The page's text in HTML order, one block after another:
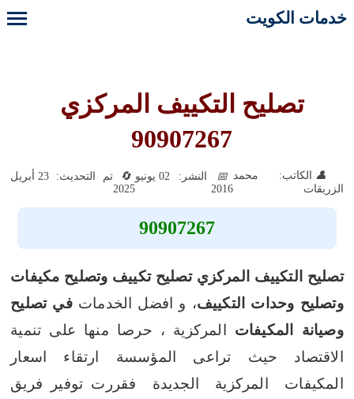
خدمات الكويت
تصليح التكييف المركزي
90907267
الكاتب: محمد
الزريقات
النشر: 02 يونيو
2016
تم التحديث: 23 أبريل
2025
90907267
تصليح التكييف المركزي تصليح تكييف وتصليح مكيفات
وتصليح وحدات التكييف، و افضل الخدماتفي تصليح
وصيانة المكيفات المركزية ، حرصا منها على تنمية
الاقتصاد حيث تراعى المؤسسة ارتقاء اسعار
المكيفات المركزية الجديدة فقررت توفير فريق